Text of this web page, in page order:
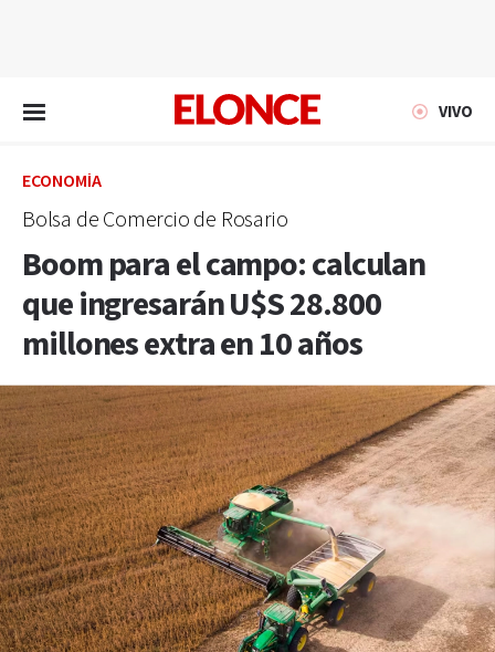
VIVO
ECONOMÍA
Bolsa de Comercio de Rosario
Boom para el campo: calculan
que ingresarán U$S 28.800
millones extra en 10 años